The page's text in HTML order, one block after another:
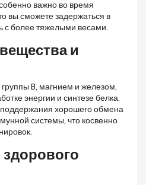
важно во время
вы сможете задержаться в
с более тяжелыми весами.
и
B, магнием и железом,
энергии и синтезе белка.
хорошего обмена
системы, что косвенно
здорового